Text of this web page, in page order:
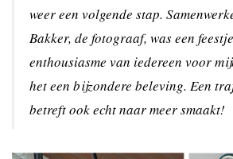
weer een volgende stap.
Bakker, de fotograaf, was een
enthousiasme van iedereen voor
het een bijzondere beleving. Een
betreft ook echt naar meer smaakt!